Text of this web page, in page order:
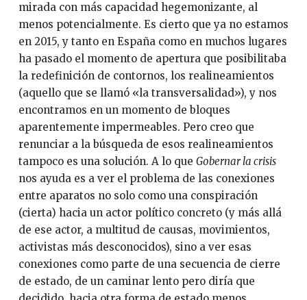
mirada con más capacidad hegemonizante, al
menos potencialmente. Es cierto que ya no estamos
en 2015, y tanto en España como en muchos lugares
ha pasado el momento de apertura que posibilitaba
la redefinición de contornos, los realineamientos
(aquello que se llamó «la transversalidad»), y nos
encontramos en un momento de bloques
aparentemente impermeables. Pero creo que
renunciar a la búsqueda de esos realineamientos
tampoco es una solución. A lo que Gobernar la crisis
nos ayuda es a ver el problema de las conexiones
entre aparatos no solo como una conspiración
(cierta) hacia un actor político concreto (y más allá
de ese actor, a multitud de causas, movimientos,
activistas más desconocidos), sino a ver esas
conexiones como parte de una secuencia de cierre
de estado, de un caminar lento pero diría que